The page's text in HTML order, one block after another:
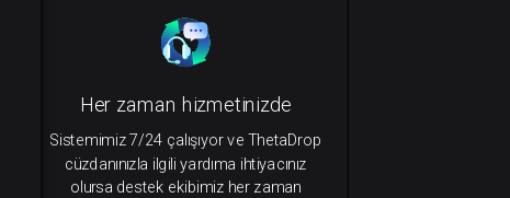
Her zaman hizmetinizde
Sistemimiz 7/24 çalışıyor ve ThetaDrop
cüzdanınızla ilgili yardıma ihtiyacınız
olursa destek ekibimiz her zaman